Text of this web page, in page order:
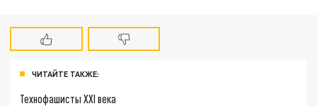
ЧИТАЙТЕ ТАКЖЕ:
Технофашисты XXI века